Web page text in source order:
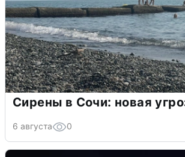
Сирены в Сочи: новая
6 августа 0